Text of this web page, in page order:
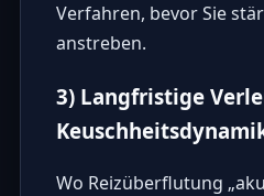
Verfahren, bevor Sie
anstreben.
3) Langfristige
Wo Reizüberflutung